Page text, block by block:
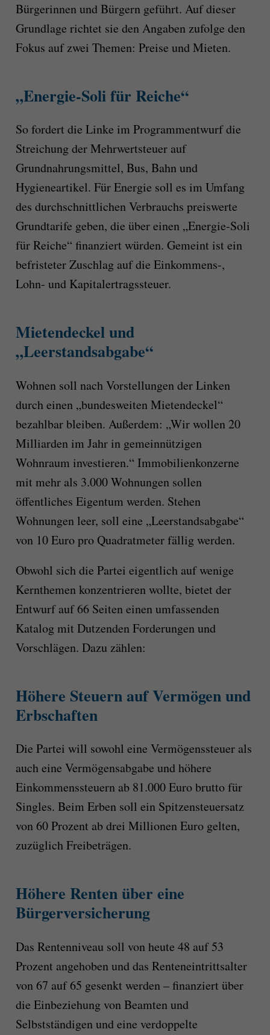
Bürgerinnen und Bürgern geführt. Auf dieser
Grundlage richtet sie den Angaben zufolge den
Fokus auf zwei Themen: Preise und Mieten.
„Energie-Soli für Reiche“
So fordert die Linke im Programmentwurf die
Streichung der Mehrwertsteuer auf
Grundnahrungsmittel, Bus, Bahn und
Hygieneartikel. Für Energie soll es im Umfang
des durchschnittlichen Verbrauchs preiswerte
Grundtarife geben, die über einen „Energie-Soli
für Reiche“ finanziert würden. Gemeint ist ein
befristeter Zuschlag auf die Einkommens-,
Lohn- und Kapitalertragssteuer.
Mietendeckel und
„Leerstandsabgabe“
Wohnen soll nach Vorstellungen der Linken
durch einen „bundesweiten Mietendeckel“
bezahlbar bleiben. Außerdem: „Wir wollen 20
Milliarden im Jahr in gemeinnützigen
Wohnraum investieren.“ Immobilienkonzerne
mit mehr als 3.000 Wohnungen sollen
öffentliches Eigentum werden. Stehen
Wohnungen leer, soll eine „Leerstandsabgabe“
von 10 Euro pro Quadratmeter fällig werden.
Obwohl sich die Partei eigentlich auf wenige
Kernthemen konzentrieren wollte, bietet der
Entwurf auf 66 Seiten einen umfassenden
Katalog mit Dutzenden Forderungen und
Vorschlägen. Dazu zählen:
Höhere Steuern auf Vermögen und
Erbschaften
Die Partei will sowohl eine Vermögenssteuer als
auch eine Vermögensabgabe und höhere
Einkommenssteuern ab 81.000 Euro brutto für
Singles. Beim Erben soll ein Spitzensteuersatz
von 60 Prozent ab drei Millionen Euro gelten,
zuzüglich Freibeträgen.
Höhere Renten über eine
Bürgerversicherung
Das Rentenniveau soll von heute 48 auf 53
Prozent angehoben und das Renteneintrittsalter
von 67 auf 65 gesenkt werden – finanziert über
die Einbeziehung von Beamten und
Selbstständigen und eine verdoppelte